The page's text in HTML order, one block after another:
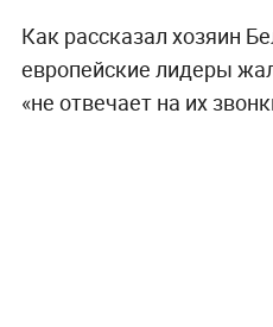
Как рассказал хозяин
европейские лидеры
«не отвечает на их